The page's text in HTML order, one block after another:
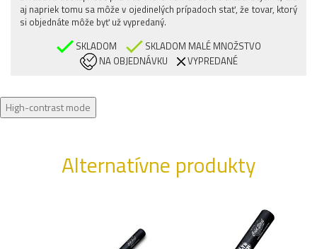
aj napriek tomu sa môže v ojedinelých prípadoch stať, že tovar, ktorý
si objednáte môže byť už vypredaný.
SKLADOM
SKLADOM MALÉ MNOŽSTVO
NA OBJEDNÁVKU
VYPREDANÉ
High-contrast mode
Alternatívne produkty